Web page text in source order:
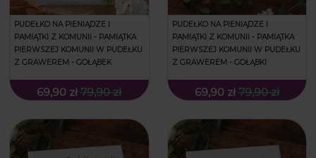
PUDEŁKO NA PIENIĄDZE I
PAMIĄTKI Z KOMUNII - PAMIĄTKA
PIERWSZEJ KOMUNII W PUDEŁKU
Z GRAWEREM - GOŁĄBEK
69,90 zł 79,90 zł
PUDEŁKO NA PIENIĄDZE I
PAMIĄTKI Z KOMUNII - PAMIĄTKA
PIERWSZEJ KOMUNII W PUDEŁKU
Z GRAWEREM - GOŁĄBKI
69,90 zł 79,90 zł